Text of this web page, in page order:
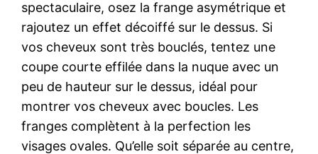
spectaculaire, osez la frange asymétrique et
rajoutez un effet décoiffé sur le dessus. Si
vos cheveux sont très bouclés, tentez une
coupe courte effilée dans la nuque avec un
peu de hauteur sur le dessus, idéal pour
montrer vos cheveux avec boucles. Les
franges complètent à la perfection les
visages ovales. Qu’elle soit séparée au centre,